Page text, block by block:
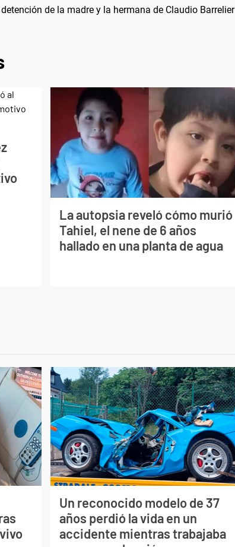
de la madre y la hermana de Claudio Barrelier
La autopsia reveló cómo murió
Tahiel, el nene de 6 años
hallado en una planta de agua
Un reconocido modelo de 37
años perdió la vida en un
accidente mientras trabajaba